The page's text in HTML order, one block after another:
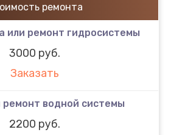
ремонта
или ремонт гидросистемы
3000 руб.
Заказать
ремонт водной системы
2200 руб.